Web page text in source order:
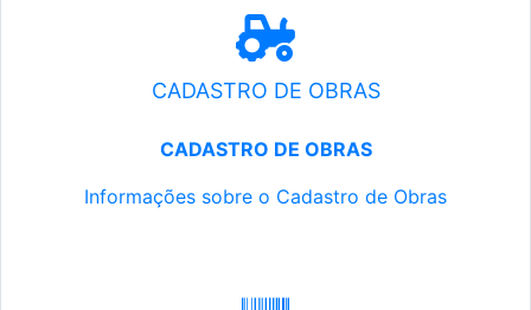
CADASTRO DE OBRAS
CADASTRO DE OBRAS
Informações sobre o Cadastro de Obras